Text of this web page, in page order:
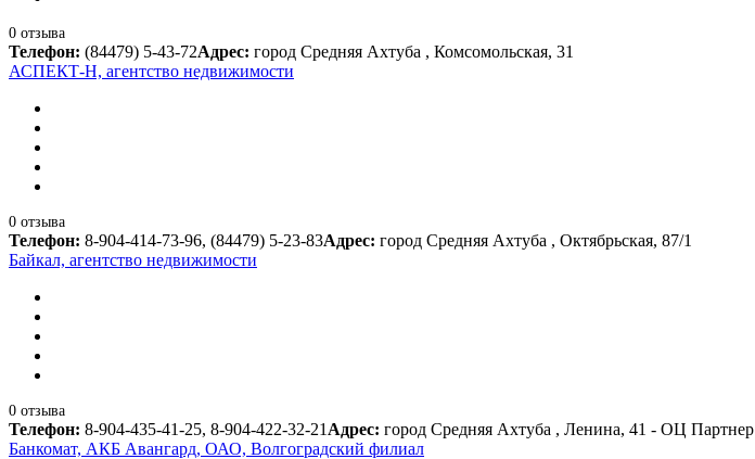
0 отзыва
Телефон: (84479) 5-43-72Адрес: город Средняя Ахтуба , Комсомольская, 31
АСПЕКТ-Н, агентство недвижимости
0 отзыва
Телефон: 8-904-414-73-96, (84479) 5-23-83Адрес: город Средняя Ахтуба , Октябрьская, 87/1
Байкал, агентство недвижимости
0 отзыва
Телефон: 8-904-435-41-25, 8-904-422-32-21 Адрес: город Средняя Ахтуба , Ленина, 41 - ОЦ Партнер
Банкомат, АКБ Авангард, ОАО, Волгоградский филиал